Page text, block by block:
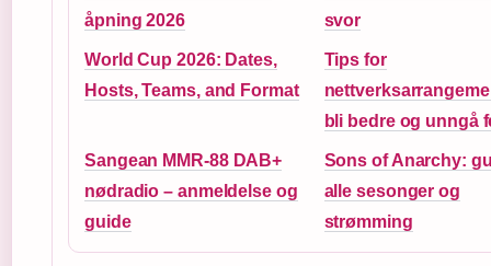
åpning 2026
svor
World Cup 2026: Dates,
Hosts, Teams, and Format
Tips for
bli bedre og unngå
Sangean MMR-88 DAB+
nødradio – anmeldelse og
guide
Sons of Anarchy:
alle sesonger og
strømming